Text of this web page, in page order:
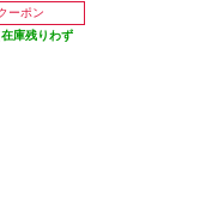
ーポン
庫残りわず